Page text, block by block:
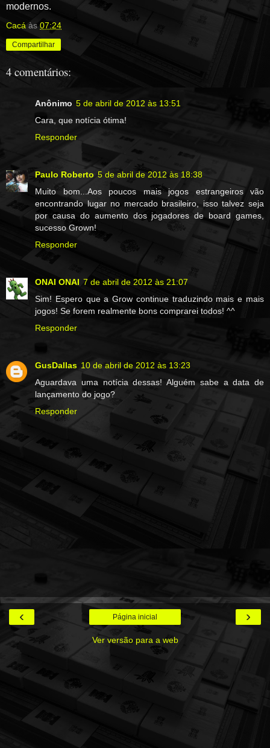
modernos.
Cacá às 07:24
Compartilhar
4 comentários:
Anônimo 5 de abril de 2012 às 13:51
Cara, que notícia ótima!
Responder
Paulo Roberto 5 de abril de 2012 às 18:38
Muito bom...Aos poucos mais jogos estrangeiros vão
encontrando lugar no mercado brasileiro, isso talvez seja
por causa do aumento dos jogadores de board games,
sucesso Grown!
Responder
ONAI ONAI 7 de abril de 2012 às 21:07
Sim! Espero que a Grow continue traduzindo mais e mais
jogos! Se forem realmente bons comprarei todos! ^^
Responder
GusDallas 10 de abril de 2012 às 13:23
Aguardava uma notícia dessas! Alguém sabe a data de
lançamento do jogo?
Responder
‹ ›
Página inicial
Ver versão para a web